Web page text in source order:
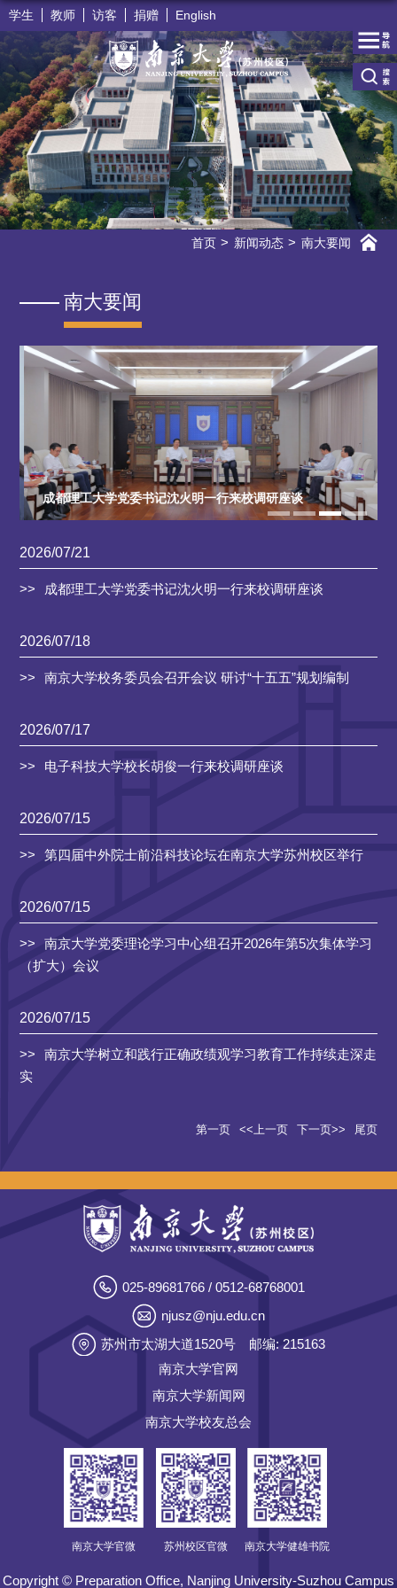
学生 教师 访客 捐赠 English
首页 新闻动态 南大要闻
南大要闻
成都理工大学党委书记沈火明一行来校调研座谈
2026/07/21
成都理工大学党委书记沈火明一行来校调研座谈
2026/07/18
南京大学校务委员会召开会议 研讨“十五五”规划编制
2026/07/17
电子科技大学校长胡俊一行来校调研座谈
2026/07/15
第四届中外院士前沿科技论坛在南京大学苏州校区举行
2026/07/15
南京大学党委理论学习中心组召开2026年第5次集体学习
（扩大）会议
2026/07/15
南京大学树立和践行正确政绩观学习教育工作持续走深走
实
第一页 <<上一页 下一页>> 尾页
025-89681766 / 0512-68768001
njusz@nju.edu.cn
苏州市太湖大道1520号
邮编: 215163
南京大学官网
南京大学新闻网
南京大学校友总会
南京大学官微 苏州校区官微 南京大学健雄书院
Copyright © Preparation Office, Nanjing University-Suzhou Campus